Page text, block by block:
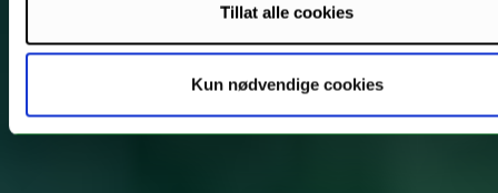
Tillat alle cookies
Kun nødvendige cookies